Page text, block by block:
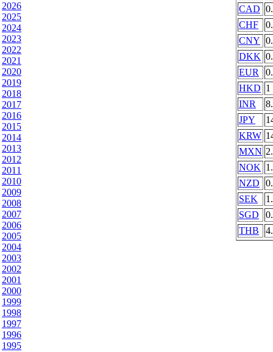
2026
2025
2024
2023
2022
2021
2020
2019
2018
2017
2016
2015
2014
2013
2012
2011
2010
2009
2008
2007
2006
2005
2004
2003
2002
2001
2000
1999
1998
1997
1996
1995
CAD
CHF
CNY
DKK
EUR
HKD 1
INR
JPY
KRW
MXN
NOK
NZD
SEK
SGD
THB